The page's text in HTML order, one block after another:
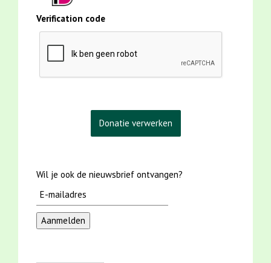
Verification code
Wil je ook de nieuwsbrief ontvangen?